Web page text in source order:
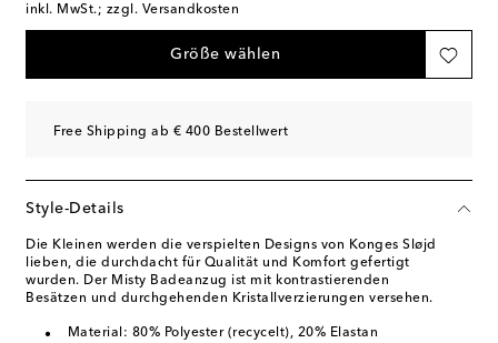
inkl. MwSt.; zzgl. Versandkosten
Größe wählen
Free Shipping ab € 400 Bestellwert
Style-Details
Die Kleinen werden die verspielten Designs von Konges Sløjd
lieben, die durchdacht für Qualität und Komfort gefertigt
wurden. Der Misty Badeanzug ist mit kontrastierenden
Besätzen und durchgehenden Kristallverzierungen versehen.
Material: 80% Polyester (recycelt), 20% Elastan